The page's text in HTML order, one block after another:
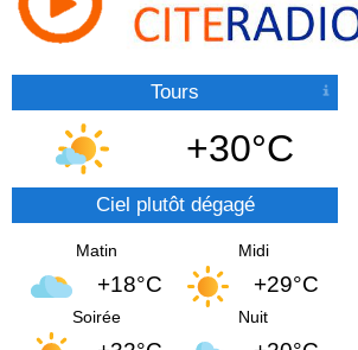
Tours
+30°C
Ciel plutôt dégagé
Matin
+18°C
Midi
+29°C
Soirée Nuit